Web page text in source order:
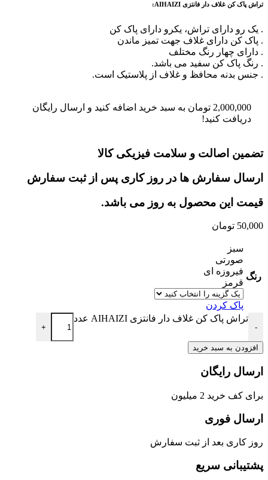
تراش پاک کن غلاف دار فانتزی AIHAIZI:
. یک رو دارای تراش، یکرو دارای پاک کن
. پاک کن دارای غلاف جهت تمیز ماندن
. دارای چهار رنگ مختلف
. رنگ پاک کن سفید می باشد.
. جنس بدنه محافظ و غلاف از پلاستیک است.
2,000,000 تومان به سبد خرید اضافه کنید و ارسال رایگان
دریافت کنید!
تضمین اصالت و سلامت فیزیکی کالا
ارسال سفارش ها در روز کاری پس از ثبت سفارش
قیمت این محصول به روز می باشد.
50,000 تومان
رنگ
سبز
صورتی
فیروزه ای
قرمز
پاک کردن
-
تراش پاک کن غلاف دار فانتزی AIHAIZI عدد
+
افزودن به سبد خرید
ارسال رایگان
برای کف خرید 2 میلیون
ارسال فوری
روز کاری بعد از ثبت سفارش
پشتیبانی سریع